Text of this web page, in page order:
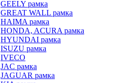
GEELY рамка
GREAT WALL рамка
HAIMA рамка
HONDA, ACURA рамка
HYUNDAI рамка
ISUZU рамка
IVECO
JAC рамка
JAGUAR рамка